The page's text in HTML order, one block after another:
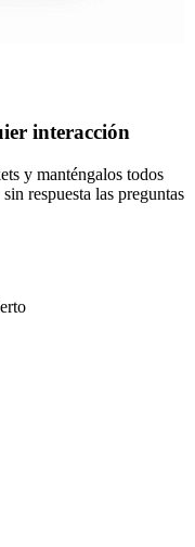
interacción
y manténgalos todos
respuesta las preguntas